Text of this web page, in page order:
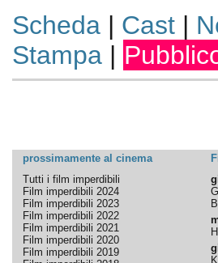
Scheda| Cast|
Stampa|
prossimamente al cinema
Tutti i film imperdibili
Film imperdibili 2024
Film imperdibili 2023
Film imperdibili 2022
Film imperdibili 2021
Film imperdibili 2020
Film imperdibili 2019